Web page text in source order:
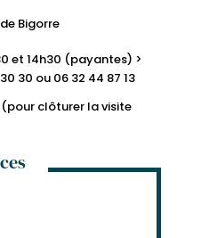
Bigorre
et 14h30 (payantes) >
30 ou 06 32 44 87 13
clôturer la visite